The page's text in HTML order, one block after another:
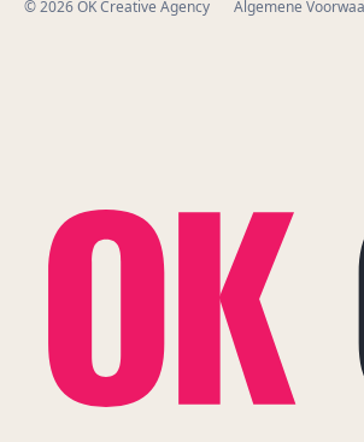
© 2026 OK Creative Agency Algemene